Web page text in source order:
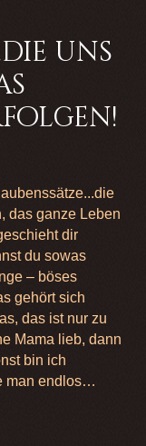
uns
das ganze Leben
dir
du sowas
– böses
gehört sich
das ist nur zu
Mama lieb, dann
bin ich
man endlos…